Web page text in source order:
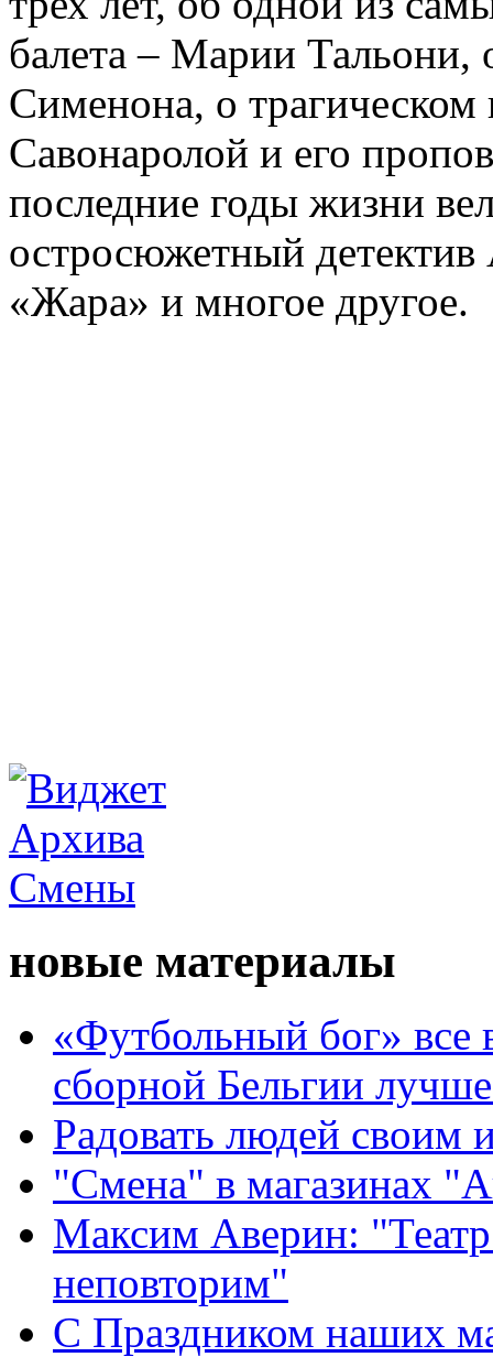
балета – Марии
Сименона, о трагическом
Савонаролой и его
последние годы жизни
остросюжетный детектив
«Жара» и многое другое.
новые материалы
«Футбольный бог» все
сборной Бельгии
Радовать людей своим
"Смена" в магазинах
Максим Аверин:
неповторим"
С Праздником наших